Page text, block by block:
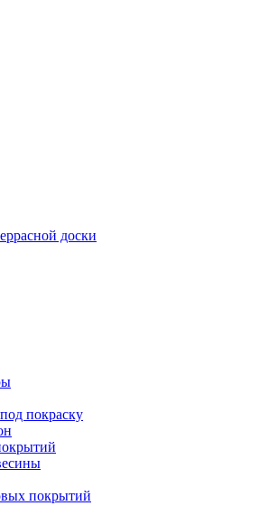
доски
покраску
покрытий